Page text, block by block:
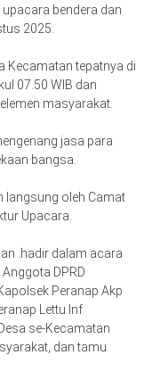
bendera dan
2025.
Kecamatan tepatnya di
07.50 WIB dan
masyarakat.
jasa para
bangsa.
langsung oleh Camat
Upacara.
.hadir dalam acara
DPRD
Peranap Akp
Lettu Inf
se-Kecamatan
dan tamu